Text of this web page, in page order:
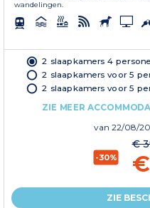
wandelingen.
2 slaapkamers 4
2 slaapkamers voor 5
2 slaapkamers voor 5
ZIE MEER
van 22/08/
-30%
€
ZIE